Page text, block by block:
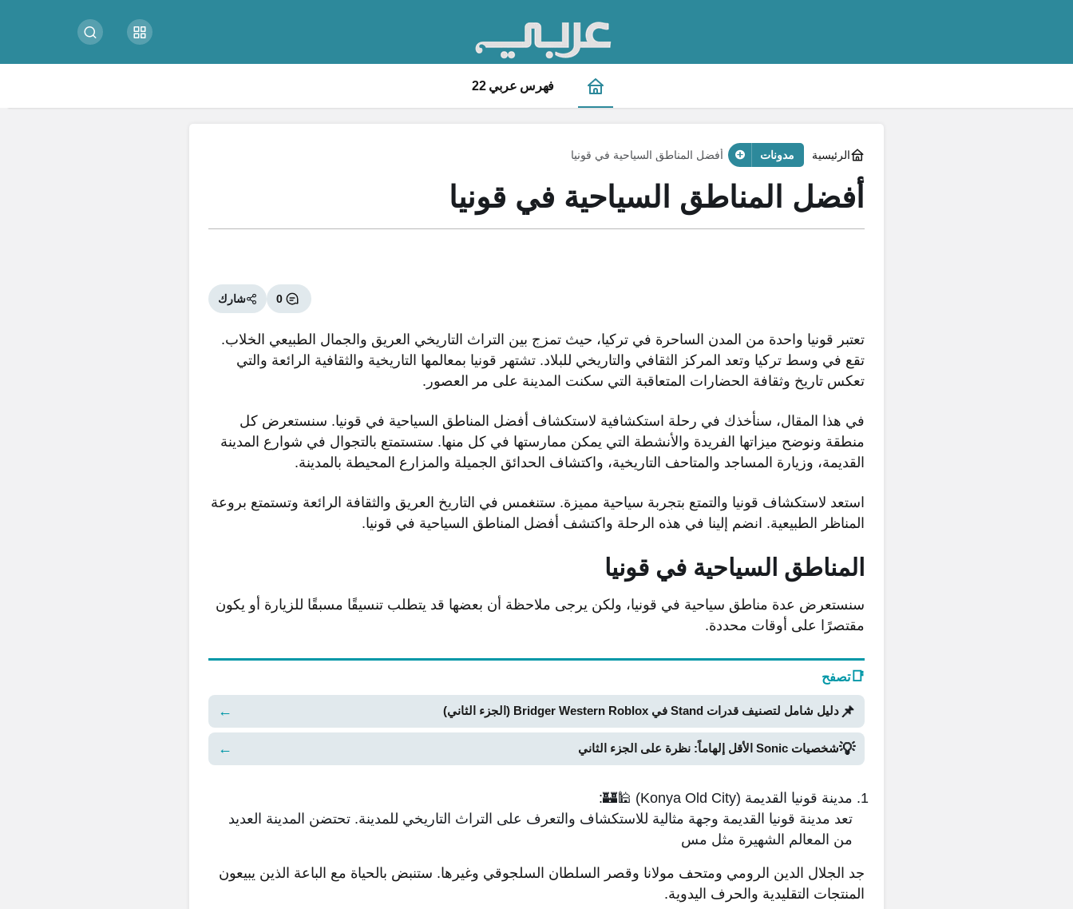
فهرس عربي 22
الرئيسية مدونات أفضل المناطق السياحية في قونيا
أفضل المناطق السياحية في قونيا
0 شارك
تعتبر قونيا واحدة من المدن الساحرة في تركيا، حيث تمزج بين التراث التاريخي العريق والجمال الطبيعي الخلاب.
تقع في وسط تركيا وتعد المركز الثقافي والتاريخي للبلاد. تشتهر قونيا بمعالمها التاريخية والثقافية الرائعة والتي
تعكس تاريخ وثقافة الحضارات المتعاقبة التي سكنت المدينة على مر العصور.
في هذا المقال، سنأخذك في رحلة استكشافية لاستكشاف أفضل المناطق السياحية في قونيا. سنستعرض كل
منطقة ونوضح ميزاتها الفريدة والأنشطة التي يمكن ممارستها في كل منها. ستستمتع بالتجوال في شوارع المدينة
القديمة، وزيارة المساجد والمتاحف التاريخية، واكتشاف الحدائق الجميلة والمزارع المحيطة بالمدينة.
استعد لاستكشاف قونيا والتمتع بتجربة سياحية مميزة. ستنغمس في التاريخ العريق والثقافة الرائعة وتستمتع بروعة
المناظر الطبيعية. انضم إلينا في هذه الرحلة واكتشف أفضل المناطق السياحية في قونيا.
المناطق السياحية في قونيا
سنستعرض عدة مناطق سياحية في قونيا، ولكن يرجى ملاحظة أن بعضها قد يتطلب تنسيقًا مسبقًا للزيارة أو يكون
مقتصرًا على أوقات محددة.
📑تصفح
📌دليل شامل لتصنيف قدرات Stand في Bridger Western Roblox (الجزء الثاني) ←
💡شخصيات Sonic الأقل إلهاماً: نظرة على الجزء الثاني ←
مدينة قونيا القديمة (Konya Old City) 🕌🏰:
تعد مدينة قونيا القديمة وجهة مثالية للاستكشاف والتعرف على التراث التاريخي للمدينة. تحتضن المدينة العديد
من المعالم الشهيرة مثل مس
جد الجلال الدين الرومي ومتحف مولانا وقصر السلطان السلجوقي وغيرها. ستنبض بالحياة مع الباعة الذين يبيعون
المنتجات التقليدية والحرف اليدوية.